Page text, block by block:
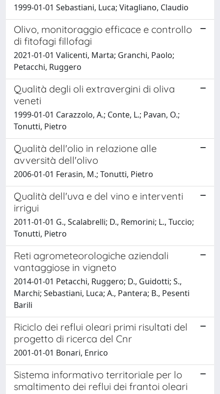
1999-01-01 Sebastiani, Luca; Vitagliano, Claudio
Olivo, monitoraggio efficace e controllo
di fitofagi fillofagi
2021-01-01 Valicenti, Marta; Granchi, Paolo;
Petacchi, Ruggero
Qualità degli oli extravergini di oliva
veneti
1999-01-01 Carazzolo, A.; Conte, L.; Pavan, O.;
Tonutti, Pietro
Qualità dell'olio in relazione alle
avversità dell'olivo
2006-01-01 Ferasin, M.; Tonutti, Pietro
Qualità dell'uva e del vino e interventi
irrigui
2011-01-01 G., Scalabrelli; D., Remorini; L., Tuccio;
Tonutti, Pietro
Reti agrometeorologiche aziendali
vantaggiose in vigneto
2014-01-01 Petacchi, Ruggero; D., Guidotti; S.,
Marchi; Sebastiani, Luca; A., Pantera; B., Pesenti
Barili
Riciclo dei reflui oleari primi risultati del
progetto di ricerca del Cnr
2001-01-01 Bonari, Enrico
Sistema informativo territoriale per lo
smaltimento dei reflui dei frantoi oleari